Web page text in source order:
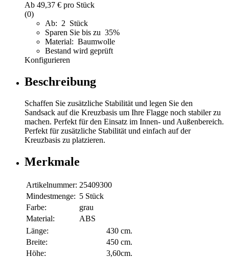
Ab 49,37 € pro Stück
(0)
Ab: 2 Stück
Sparen Sie bis zu 35%
Material: Baumwolle
Bestand wird geprüft
Konfigurieren
Beschreibung
Schaffen Sie zusätzliche Stabilität und legen Sie den
Sandsack auf die Kreuzbasis um Ihre Flagge noch stabiler zu
machen. Perfekt für den Einsatz im Innen- und Außenbereich.
Perfekt für zusätzliche Stabilität und einfach auf der
Kreuzbasis zu platzieren.
Merkmale
Artikelnummer: 25409300
Mindestmenge: 5 Stück
Farbe:
grau
Material:
ABS
Länge:
430 cm.
Breite:
450 cm.
Höhe:
3,60cm.